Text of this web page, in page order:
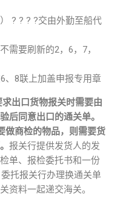
? ? ? ?交由外勤至船代
需要刷新的2，6，7，
、8联上加盖申报专用章
出口货物报关时需要由
后同意出口的通关单。
做商检的物品，则需要货
报关行提供发货人的发
单、报检委托书和一份
托报关行办理换通关单
资料一起递交海关。